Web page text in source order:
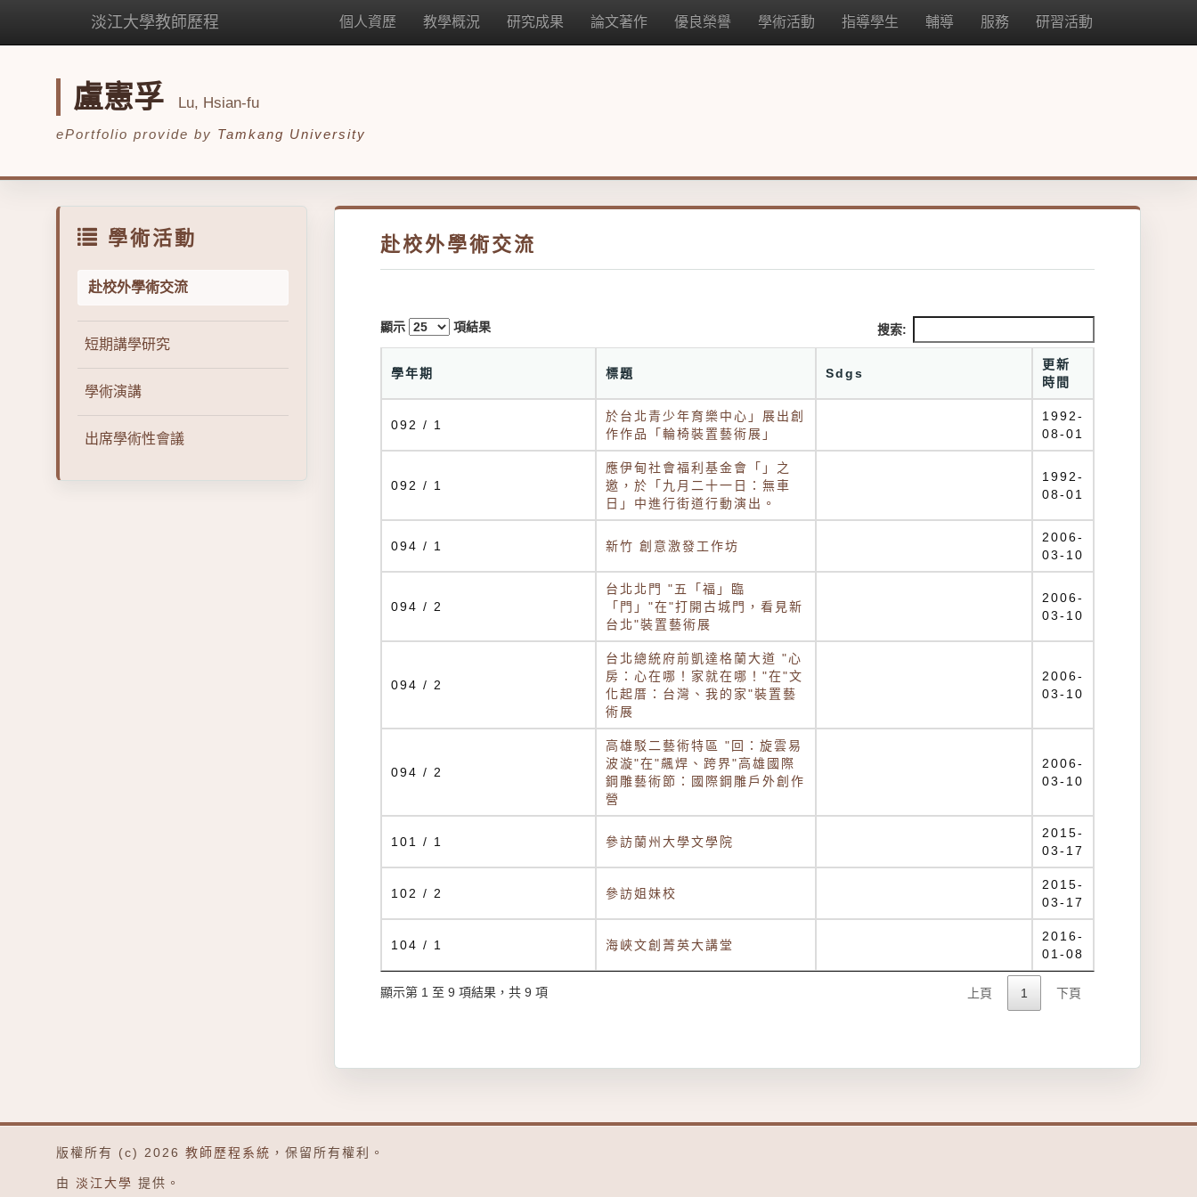
淡江大學教師歷程 個人資歷 教學概況 研究成果 論文著作 優良榮譽 學術活動 指導學生 輔導 服務 研習活動
盧憲孚 Lu, Hsian-fu
ePortfolio provide by Tamkang University
學術活動
赴校外學術交流
短期講學研究
學術演講
出席學術性會議
赴校外學術交流
顯示 項結果 搜索:
學年期 標題 Sdgs
更新
時間
092 / 1
於台北青少年育樂中心」展出創
作作品「輪椅裝置藝術展」
1992-
08-01
092 / 1
應伊甸社會福利基金會「」之
邀，於「九月二十一日：無車
日」中進行街道行動演出。
1992-
08-01
094 / 1 新竹 創意激發工作坊
2006-
03-10
094 / 2
台北北門 "五「福」臨
「門」"在"打開古城門，看見新
台北"裝置藝術展
2006-
03-10
094 / 2
台北總統府前凱達格蘭大道 "心
房：心在哪！家就在哪！"在"文
化起厝：台灣、我的家"裝置藝
術展
2006-
03-10
094 / 2
高雄駁二藝術特區 "回：旋雲易
波漩"在"飆焊、跨界"高雄國際
鋼雕藝術節：國際鋼雕戶外創作
營
2006-
03-10
101 / 1 參訪蘭州大學文學院
2015-
03-17
102 / 2 參訪姐妹校
2015-
03-17
104 / 1 海峽文創菁英大講堂
2016-
01-08
顯示第 1 至 9 項結果，共 9 項 上頁 1 下頁
版權所有 (c) 2026 教師歷程系統 ，保留所有權利。
由 淡江大學 提供。